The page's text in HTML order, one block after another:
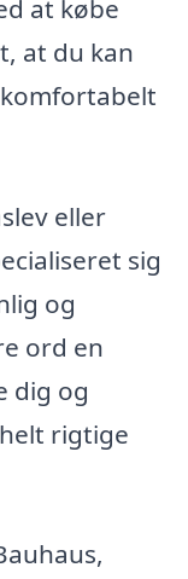
at købe
at du kan
eller
sig
og
ord en
dig og
rigtige